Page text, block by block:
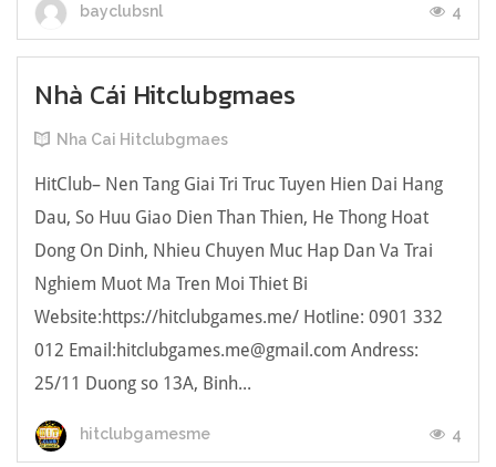
bayclubsnl 4
Nhà Cái Hitclubgmaes
Nha Cai Hitclubgmaes
HitClub– Nen Tang Giai Tri Truc Tuyen Hien Dai Hang
Dau, So Huu Giao Dien Than Thien, He Thong Hoat
Dong On Dinh, Nhieu Chuyen Muc Hap Dan Va Trai
Nghiem Muot Ma Tren Moi Thiet Bi
Website:https://hitclubgames.me/ Hotline: 0901 332
012 Email:hitclubgames.me@gmail.com Andress:
25/11 Duong so 13A, Binh...
hitclubgamesme 4